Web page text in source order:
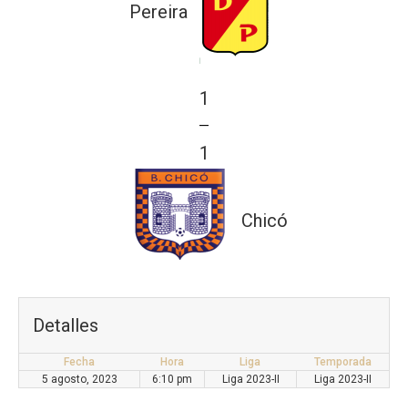
Pereira
1
—
1
Chicó
Detalles
Fecha Hora Liga
Temporada
5 agosto, 2023
6:10 pm Liga 2023-II Liga 2023-II